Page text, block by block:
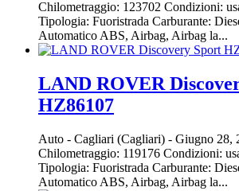
Chilometraggio: 123702 Condizioni:
Tipologia: Fuoristrada Carburante:
Automatico ABS, Airbag, Airbag la...
LAND ROVER
HZ86107
Auto - Cagliari (Cagliari) - Giugno 28,
Chilometraggio: 119176 Condizioni:
Tipologia: Fuoristrada Carburante:
Automatico ABS, Airbag, Airbag la...